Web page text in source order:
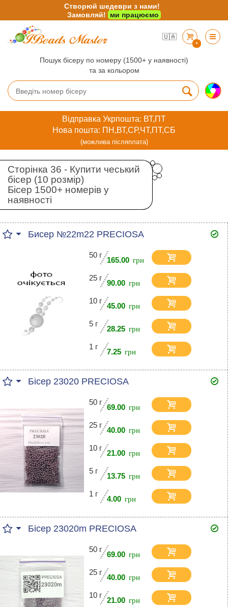
🇺🇦
+
Пошук бісеру по номеру (1500+ у наявності)
та за кольором
Відправка Укрпошта: ВТ,ПТ
Нова пошта: ПН,ВТ,СР,ЧТ,ПТ,СБ
(можлива післяплата)
Сторінка 36 - Купити чеський
бісер (10 розмір)
Бісер 1500+ номерів у
наявності
Бисер №22m22 PRECIOSA
50 г
165.00
25 г
90.00
10 г
45.00
5 г
28.25
1 г
7.25
Бісер 23020 PRECIOSA
50 г
69.00
25 г
40.00
10 г
21.00
5 г
13.75
1 г
4.00
Бісер 23020m PRECIOSA
50 г
69.00
25 г
40.00
10 г
21.00
Створюй шедеври з нами!
Замовляй!
ми працюємо